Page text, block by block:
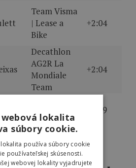
Team Visma
| Lease a
Bike
+2:04
Decathlon
AG2R La
Mondiale
Team
+2:04
Team
+2:09
Zobraziť viac
lokalita
súbory cookie.
používa súbory cookie
používateľskej skúsenosti.
webovej lokality vyjadrujete